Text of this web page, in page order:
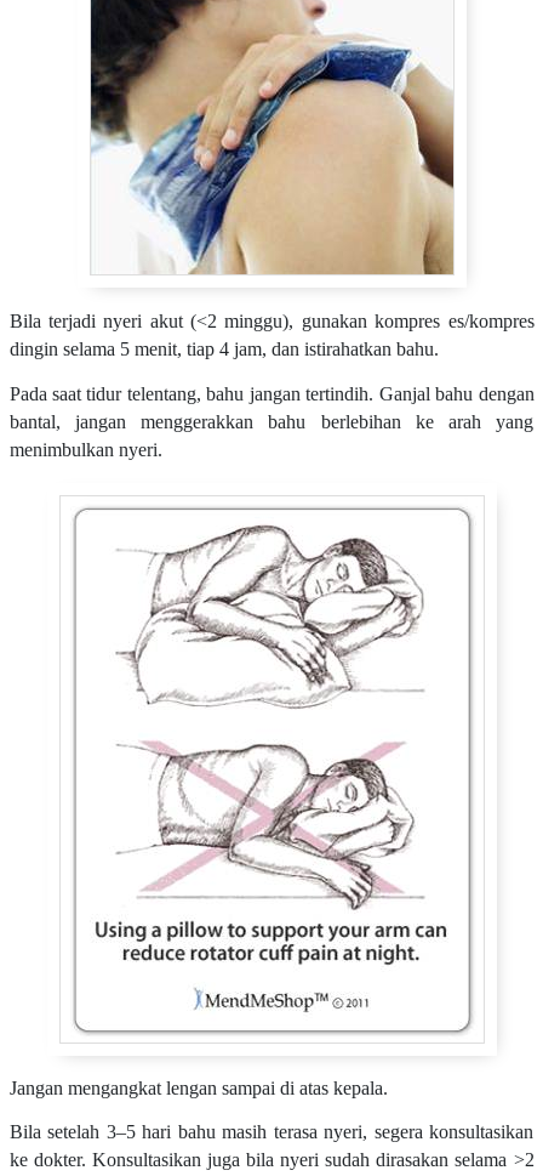
Bila terjadi nyeri akut (<2 minggu), gunakan kompres es/kompres
dingin selama 5 menit, tiap 4 jam, dan istirahatkan bahu.
Pada saat tidur telentang, bahu jangan tertindih. Ganjal bahu dengan
bantal, jangan menggerakkan bahu berlebihan ke arah yang
menimbulkan nyeri.
Jangan mengangkat lengan sampai di atas kepala.
Bila setelah 3–5 hari bahu masih terasa nyeri, segera konsultasikan
ke dokter. Konsultasikan juga bila nyeri sudah dirasakan selama >2